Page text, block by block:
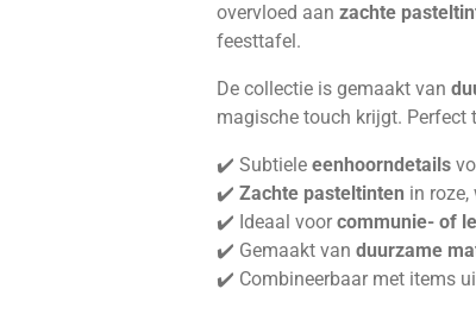
overvloed aan zachte
feesttafel.
De collectie is gemaakt van
magische touch krijgt. Perfect
✔️ Subtiele eenhoorndetails
✔️ Zachte pasteltinten in roze,
✔️ Ideaal voorcommunie- of
✔️ Gemaakt van duurzame
✔️ Combineerbaar met items